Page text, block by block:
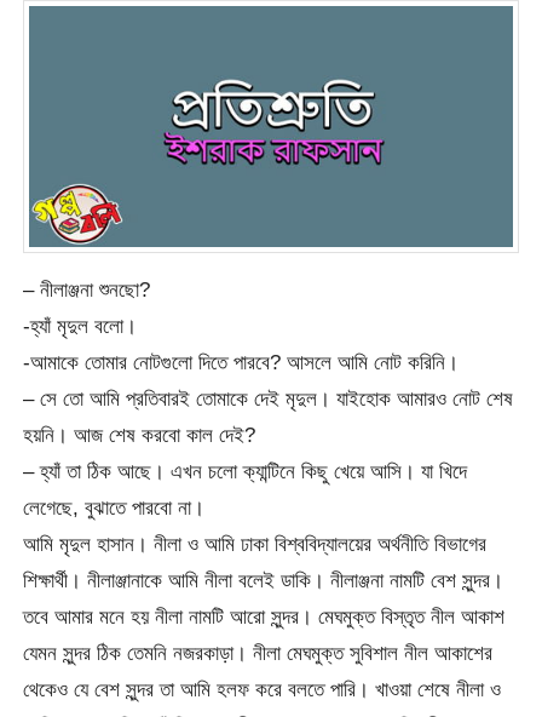
– নীলাঞ্জনা শুনছো?
-হ্যাঁ মৃদুল বলো।
-আমাকে তোমার নোটগুলো দিতে পারবে? আসলে আমি নোট করিনি।
– সে তো আমি প্রতিবারই তোমাকে দেই মৃদুল। যাইহোক আমারও নোট শেষ
হয়নি। আজ শেষ করবো কাল দেই?
– হ্যাঁ তা ঠিক আছে। এখন চলো ক্যান্টিনে কিছু খেয়ে আসি। যা খিদে
লেগেছে, বুঝাতে পারবো না।
আমি মৃদুল হাসান। নীলা ও আমি ঢাকা বিশ্ববিদ্যালয়ের অর্থনীতি বিভাগের
শিক্ষার্থী। নীলাঞ্জানাকে আমি নীলা বলেই ডাকি। নীলাঞ্জনা নামটি বেশ সুন্দর।
তবে আমার মনে হয় নীলা নামটি আরো সুন্দর। মেঘমুক্ত বিস্তৃত নীল আকাশ
যেমন সুন্দর ঠিক তেমনি নজরকাড়া। নীলা মেঘমুক্ত সুবিশাল নীল আকাশের
থেকেও যে বেশ সুন্দর তা আমি হলফ করে বলতে পারি। খাওয়া শেষে নীলা ও